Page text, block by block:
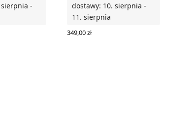
-
dostawy: 10. sierpnia -
11. sierpnia
349,00zł